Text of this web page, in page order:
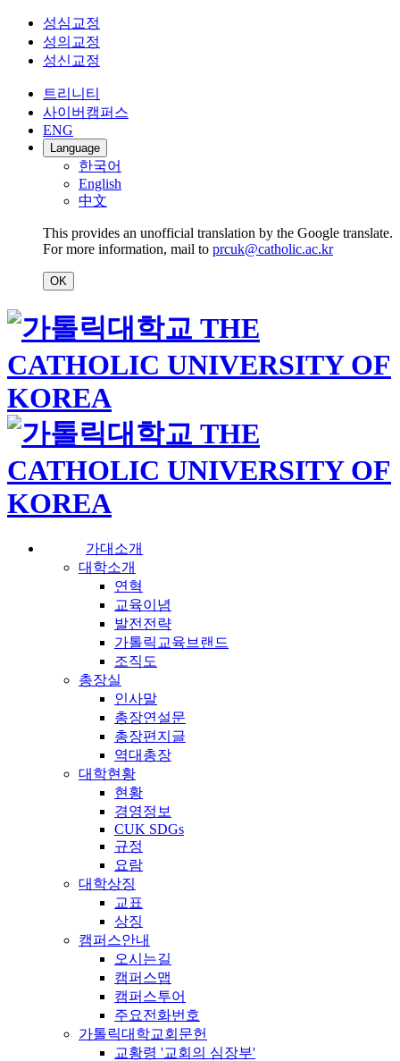
성심교정
성의교정
성신교정
트리니티
사이버캠퍼스
ENG
Language
한국어
English
中文
This provides an unofficial translation by the Google translate.
For more information, mail to prcuk@catholic.ac.kr
OK
가대소개
대학소개
연혁
교육이념
발전전략
가톨릭교육브랜드
조직도
총장실
인사말
총장연설문
총장편지글
역대총장
대학현황
현황
경영정보
CUK SDGs
규정
요람
대학상징
교표
상징
캠퍼스안내
오시는길
캠퍼스맵
캠퍼스투어
주요전화번호
가톨릭대학교회문헌
교황령 '교회의 심장부'